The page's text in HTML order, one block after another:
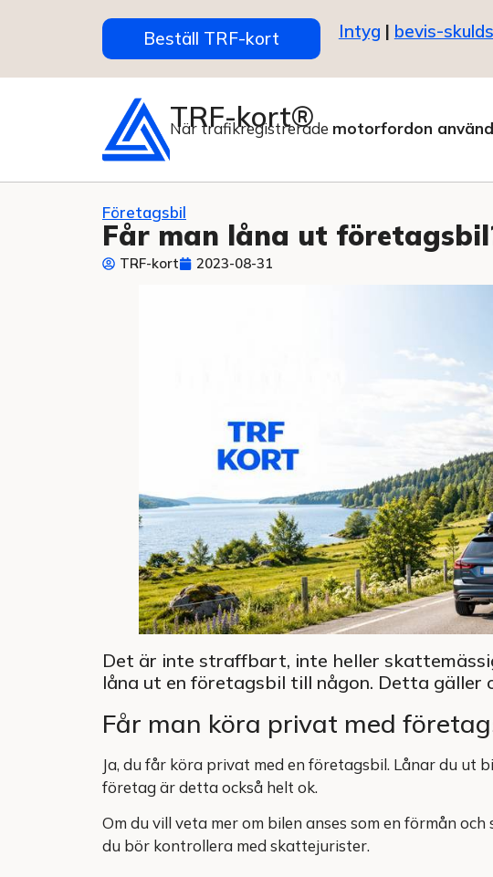
Beställ TRF-kort Intyg | bevis-
TRF-kort®
När trafikregistrerade motorfordon
Företagsbil
Får man låna ut
TRF-kort 2023-08-31
Det är inte straffbart, inte heller
låna ut en företagsbil till någon. Detta
Får man köra privat med
Ja, du får köra privat med en företagsbil. Lånar du ut
företag är detta också helt ok.
Om du vill veta mer om bilen anses som en förmån
du bör kontrollera med skattejurister.